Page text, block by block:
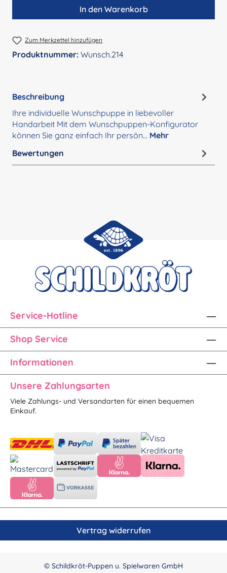
In den Warenkorb
Zum Merkzettel hinzufügen
Produktnummer: Wunsch.214
Beschreibung
Ihre individuelle Wunschpuppe in liebevoller
Handarbeit Mit dem Wunschpuppen-Konfigurator
können Sie ganz einfach Ihr persön… Mehr
Bewertungen
Service-Hotline
Shop Service
Informationen
Unsere Zahlungsarten
Viele Zahlungs- und Versandarten für einen bequemen
Einkauf.
Vertrag widerrufen
© Schildkröt-Puppen u. Spielwaren GmbH